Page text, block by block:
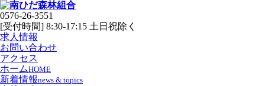
0576-26-3551
[受付時間] 8:30-17:15 土日祝除く
求人情報
お問い合わせ
アクセス
ホームHOME
新着情報news & topics